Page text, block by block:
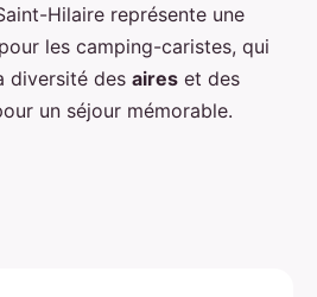
Hilaire représente une
les camping-caristes, qui
diversité des aires et des
un séjour mémorable.